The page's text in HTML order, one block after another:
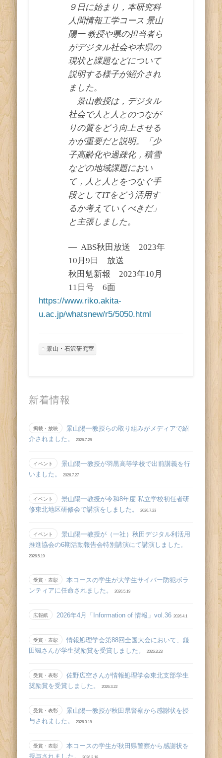
９日に始まり，本研究科
人間情報工学コース 景山
陽一 教授や県の担当者ら
がデジタル社会や本県の
現状と課題などについて
説明する様子が紹介され
ました。
景山教授は，デジタル
社会で人と人とのつなが
りの質をどう向上させる
かが重要だと説明。「少
子高齢化や過疎化，積雪
などの地域課題におい
て，人と人とをつなぐ手
段としてITをどう活用す
るか考えていくべきだ」
と主張しました。
ABS秋田放送 2023年
10月9日 放送
秋田魁新報 2023年10月
11日号 6面
https://www.riko.akita-
u.ac.jp/whatsnew/r5/5050.html
景山・石沢研究室
新着情報
掲載・放映
景山陽一教授らの取り組みがメディアで紹
介されました。
2026.7.28
イベント
景山陽一教授が羽黒高等学校で出前講義を行
いました。
2026.7.27
イベント
景山陽一教授が令和8年度 私立学校初任者研
修東北地区研修会で講演をしました。
2026.7.23
イベント
景山陽一教授が（一社）秋田デジタル利活用
推進協会の6期活動報告会特別講演にて講演しました。
2026.5.19
受賞・表彰
本コースの学生が大学生サイバー防犯ボラ
ンティアに任命されました。
2026.5.19
広報紙 2026年4月「Information of 情報」vol.36 2026.4.1
受賞・表彰
情報処理学会第88回全国大会において、鎌
田颯さんが学生奨励賞を受賞しました。
2026.3.23
受賞・表彰
佐野広空さんが情報処理学会東北支部学生
奨励賞を受賞しました。
2026.3.22
受賞・表彰
景山陽一教授が秋田県警察から感謝状を授
与されました。
2026.3.18
受賞・表彰
本コースの学生が秋田県警察から感謝状を
授与されました。
2026.3.18